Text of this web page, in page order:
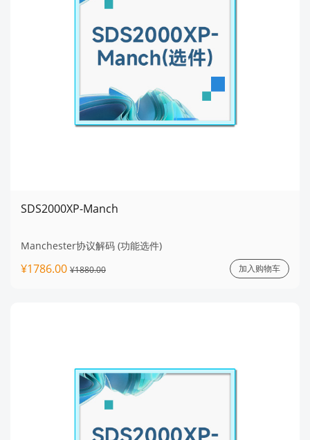
SDS2000XP-Manch
Manchester协议解码 (功能选件)
¥1786.00 ¥1880.00 加入购物车